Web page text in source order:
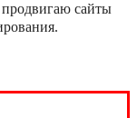
сайты